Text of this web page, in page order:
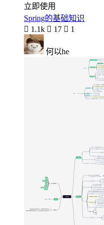
立即使用
Spring的基础知识
 1.1k  17  1
何以he